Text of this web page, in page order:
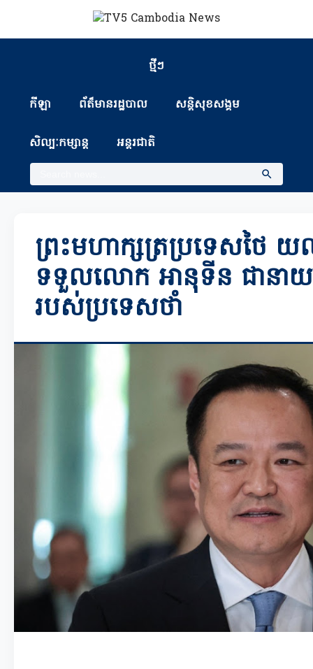
ថ្មីៗ
កីឡា ព័ត៏មានរដ្ឋបាល សន្តិសុខសង្គម
សិល្បៈកម្សាន្ត អន្តរជាតិ
ព្រះមហាក្សត្រប្រទេសថៃ
ទទួលលោក អានុទីន ជានាយករ
របស់ប្រទេសថាំ